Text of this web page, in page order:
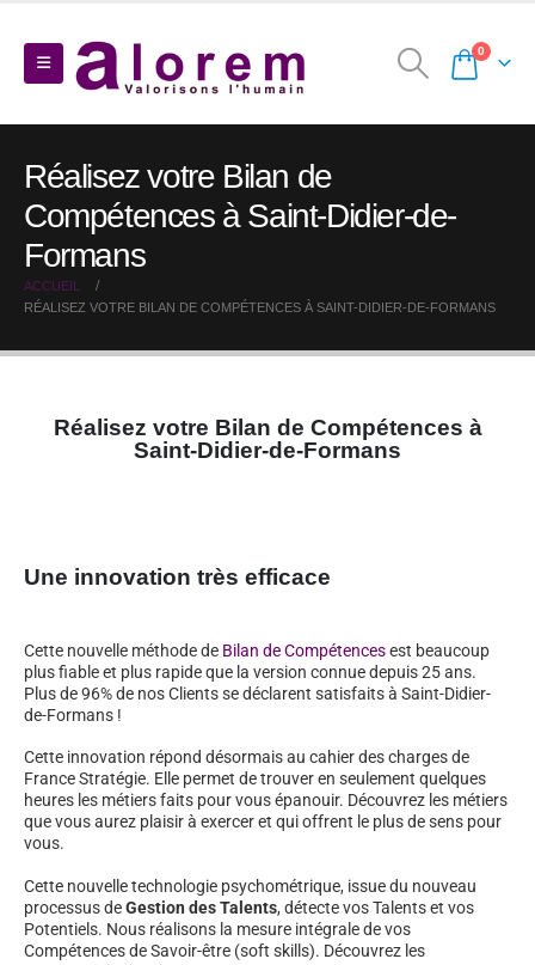
0
Réalisez votre Bilan de
Compétences à Saint-Didier-de-
Formans
ACCUEIL
RÉALISEZ VOTRE BILAN DE COMPÉTENCES À SAINT-DIDIER-DE-FORMANS
Réalisez votre Bilan de Compétences à
Saint-Didier-de-Formans
Une innovation très efficace
Cette nouvelle méthode de Bilan de Compétencesest beaucoup
plus fiable et plus rapide que la version connue depuis 25 ans.
Plus de 96% de nos Clients se déclarent satisfaits à Saint-Didier-
de-Formans !
Cette innovation répond désormais au cahier des charges de
France Stratégie. Elle permet de trouver en seulement quelques
heures les métiers faits pour vous épanouir. Découvrez les métiers
que vous aurez plaisir à exercer et qui offrent le plus de sens pour
vous.
Cette nouvelle technologie psychométrique, issue du nouveau
processus deGestion des Talents, détecte vos Talents et vos
Potentiels. Nous réalisons la mesure intégrale de vos
Compétences de Savoir-être (soft skills). Découvrez les